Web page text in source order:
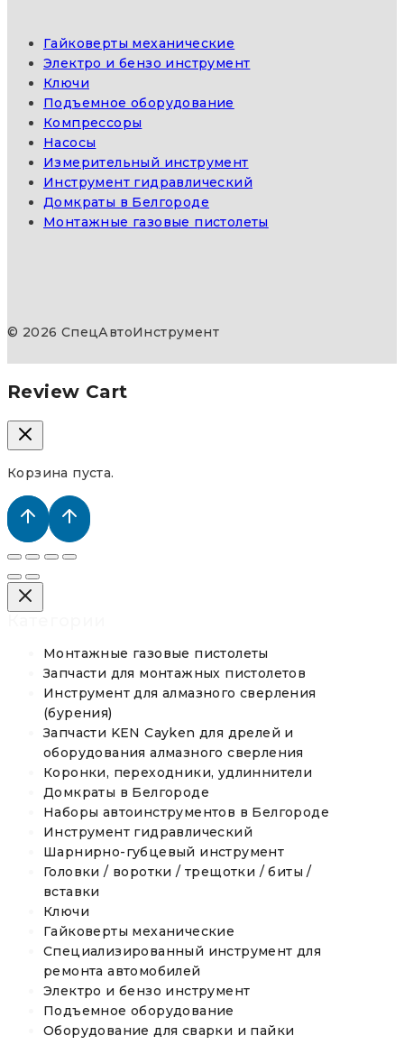
Гайковерты механические
Электро и бензо инструмент
Ключи
Подъемное оборудование
Компрессоры
Насосы
Измерительный инструмент
Инструмент гидравлический
Домкраты в Белгороде
Монтажные газовые пистолеты
© 2026 СпецАвтоИнструмент
Review Cart
Корзина пуста.
Монтажные газовые пистолеты
Запчасти для монтажных пистолетов
Инструмент для алмазного сверления
(бурения)
Запчасти KEN Cayken для дрелей и
оборудования алмазного сверления
Коронки, переходники, удлиннители
Домкраты в Белгороде
Наборы автоинструментов в Белгороде
Инструмент гидравлический
Шарнирно-губцевый инструмент
Головки / воротки / трещотки / биты /
вставки
Ключи
Гайковерты механические
Специализированный инструмент для
ремонта автомобилей
Электро и бензо инструмент
Подъемное оборудование
Оборудование для сварки и пайки